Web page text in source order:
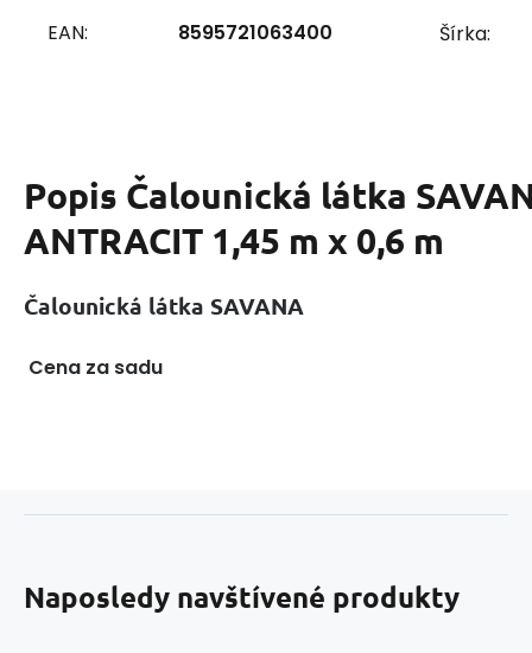
EAN: 8595721063400 Šírka:
Popis Čalounická látka
ANTRACIT 1,45 m x 0,6 m
Čalounická látka SAVANA
Cena za sadu
Naposledy navštívené produkty